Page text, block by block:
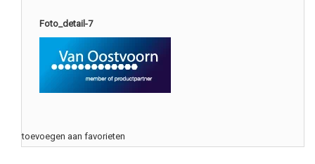
Foto_detail-7
toevoegen aan favorieten